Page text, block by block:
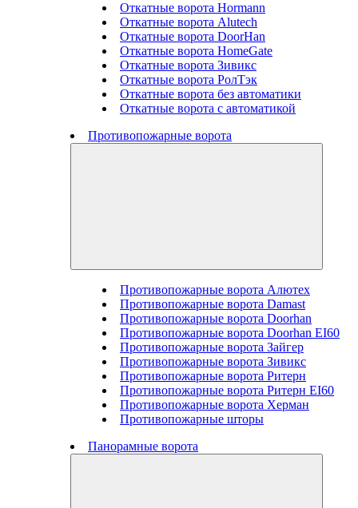
Откатные ворота Hormann
Откатные ворота Alutech
Откатные ворота DoorHan
Откатные ворота HomeGate
Откатные ворота Зивикс
Откатные ворота РолТэк
Откатные ворота без автоматики
Откатные ворота с автоматикой
Противопожарные ворота
Противопожарные ворота Алютех
Противопожарные ворота Damast
Противопожарные ворота Doorhan
Противопожарные ворота Doorhan EI60
Противопожарные ворота Зайгер
Противопожарные ворота Зивикс
Противопожарные ворота Ритерн
Противопожарные ворота Ритерн EI60
Противопожарные ворота Херман
Противопожарные шторы
Панорамные ворота